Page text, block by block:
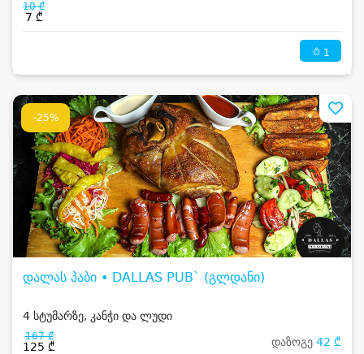
10 ₾
7 ₾
1
-25%
დალას პაბი • DALLAS PUB` (გლდანი)
4 სტუმარზე, კანჭი და ლუდი
167 ₾
125 ₾ დაზოგე 42 ₾